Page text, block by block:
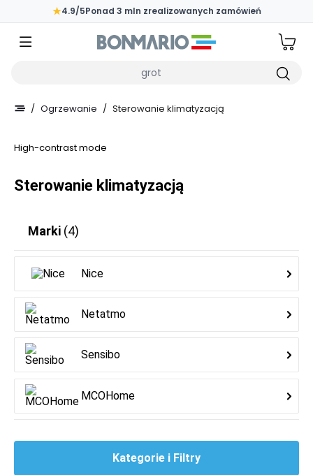
Przejdź do głównej zawartości strony
★4.9/5Ponad 3 mln zrealizowanych zamówień
/ Ogrzewanie / Sterowanie klimatyzacją
High-contrast mode
Sterowanie klimatyzacją
Marki (4)
Nice
Netatmo
Sensibo
MCOHome
Kategorie i Filtry